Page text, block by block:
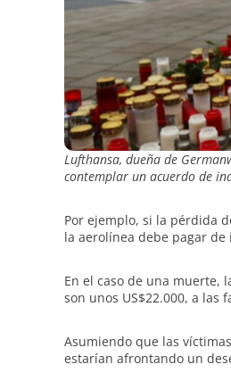
Lufthansa, dueña de
contemplar un acuerdo de
Por ejemplo, si la pérdida
la aerolínea debe pagar
En el caso de una muerte,
son unos US$22.000, a las
Asumiendo que las
estarían afrontando un